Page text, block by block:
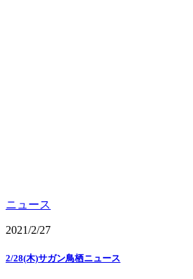
ニュース
2021/2/27
2/28(木)サガン鳥栖ニュース